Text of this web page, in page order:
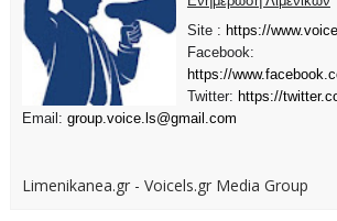
Site : https://
Facebook:
https://
Twitter: https://
Email: group.voice.ls@gmail.com
Limenikanea.gr - Voicels.gr Media Group